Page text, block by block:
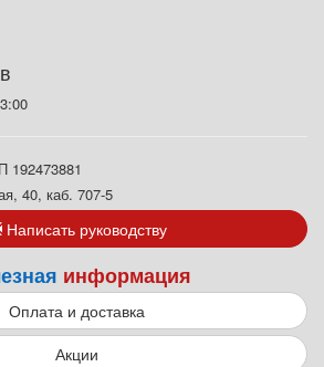
40, каб. 707-5
Написать руководству
информация
Оплата и доставка
Акции